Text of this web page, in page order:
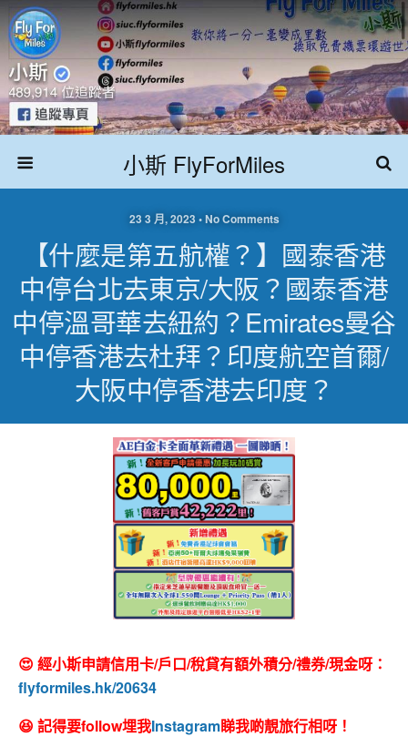
小斯 FlyForMiles
23 3 月, 2023 • No Comments
【什麼是第五航權？】國泰香港
中停台北去東京/大阪？國泰香港
中停溫哥華去紐約？Emirates曼谷
中停香港去杜拜？印度航空首爾/
大阪中停香港去印度？
😍 經小斯申請信用卡/戶口/稅貸有額外積分/禮券/現金呀：
flyformiles.hk/20634
😆 記得要follow埋我Instagram睇我啲靚旅行相呀！